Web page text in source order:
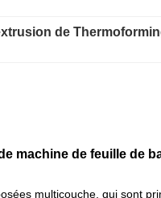
de
machine de feuille de
multicouche, qui sont